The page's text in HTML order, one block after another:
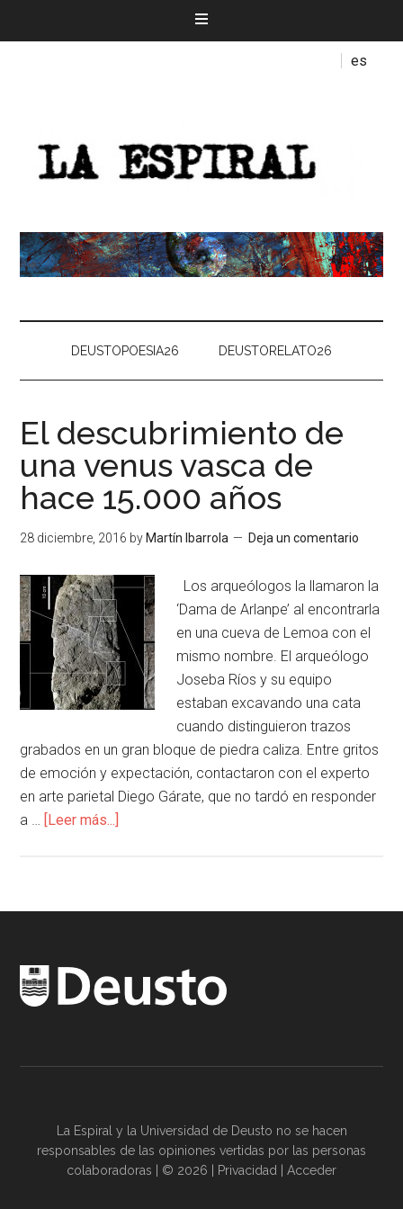
es
DEUSTOPOESIA26 DEUSTORELATO26
El descubrimiento de
una venus vasca de
hace 15.000 años
28 diciembre, 2016 by Martín Ibarrola Deja un comentario
Los arqueólogos la llamaron la
‘Dama de Arlanpe’ al encontrarla
en una cueva de Lemoa con el
mismo nombre. El arqueólogo
Joseba Ríos y su equipo
estaban excavando una cata
cuando distinguieron trazos
grabados en un gran bloque de piedra caliza. Entre gritos
de emoción y expectación, contactaron con el experto
en arte parietal Diego Gárate, que no tardó en responder
a … [Leer más...]
La Espiral y la Universidad de Deusto no se hacen
responsables de las opiniones vertidas por las personas
colaboradoras | © 2026 | Privacidad Acceder